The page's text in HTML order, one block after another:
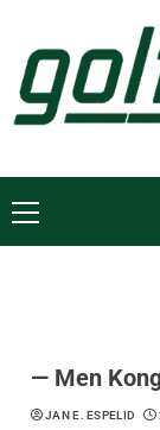
— Men
JAN E. ESPELID